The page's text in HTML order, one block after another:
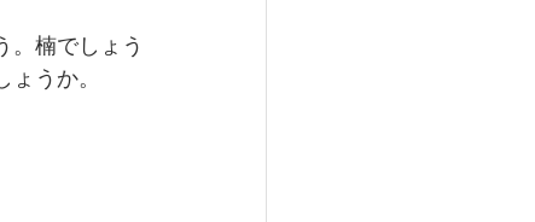
。楠でしょう
うか。